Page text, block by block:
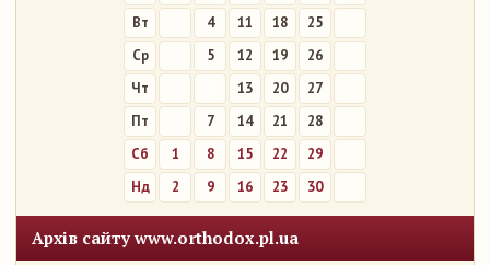
Вт
4 11 18
25
Ср
5 12 19
26
Чт
13 20
27
Пт
7 14 21
28
Сб
1 8 15 22
29
Нд
2 9 16 23 30
Архів сайту www.orthodox.pl.ua